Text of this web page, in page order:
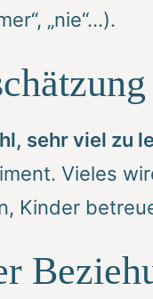
„nie“…).
sehr viel zu
Vieles
Kinder